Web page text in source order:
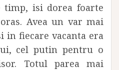
timp, isi dorea foarte
Avea un var mai
in fiecare vacanta era
cel putin pentru o
Totul parea mai